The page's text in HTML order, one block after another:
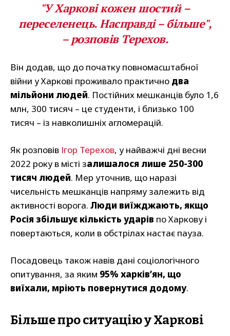
"У Харкові кожен шостий –
переселенець. Насправді – більше",
– розповів Терехов.
Він додав, що до початку повномасштабної
війни у Харкові проживало практично два
мільйони людей. Постійних мешканців було 1,6
млн, 300 тисяч – це студенти, і близько 100
тисяч – із навколишніх агломерацій.
Як розповів Ігор Терехов, у найважчі дні весни
2022 року в місті залишалося лише 250-300
тисяч людей. Мер уточнив, що наразі
чисельність мешканців напряму залежить від
активності ворога. Люди виїжджають, якщо
Росія збільшує кількість ударів по Харкову і
повертаються, коли в обстрілах настає пауза.
Посадовець також навів дані соціологічного
опитування, за яким 95% харків’ян, що
виїхали, мріють повернутися додому.
Більше про ситуацію у Харкові